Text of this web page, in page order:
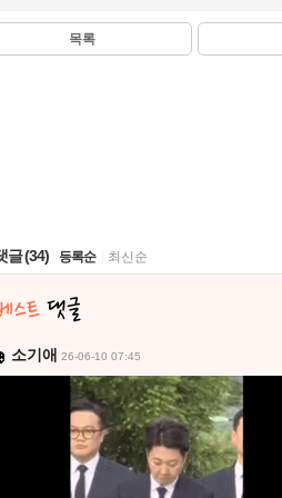
목록
글(34) 등록순 최신순
소기애 26-06-10 07:45